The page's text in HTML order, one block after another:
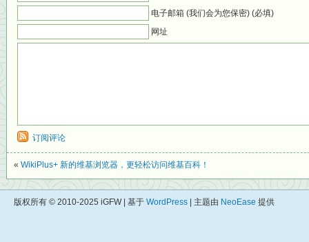
电子邮箱 (我们会为您保密) (必填)
网址
订阅评论
« WikiPlus+ 新的维基浏览器，更轻松访问维基百科！
版权所有 © 2010-2025 iGFW | 基于 WordPress | 主题由 NeoEase 提供